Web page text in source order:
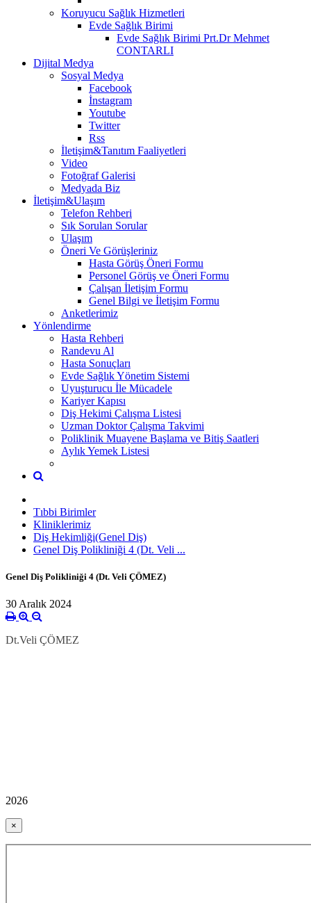
Koruyucu Sağlık Hizmetleri
Evde Sağlık Birimi
Evde Sağlık Birimi Prt.Dr Mehmet
CONTARLI
Dijital Medya
Sosyal Medya
Facebook
İnstagram
Youtube
Twitter
Rss
İletişim&Tanıtım Faaliyetleri
Video
Fotoğraf Galerisi
Medyada Biz
İletişim&Ulaşım
Telefon Rehberi
Sık Sorulan Sorular
Ulaşım
Öneri Ve Görüşleriniz
Hasta Görüş Öneri Formu
Personel Görüş ve Öneri Formu
Çalışan İletişim Formu
Genel Bilgi ve İletişim Formu
Anketlerimiz
Yönlendirme
Hasta Rehberi
Randevu Al
Hasta Sonuçları
Evde Sağlık Yönetim Sistemi
Uyuşturucu İle Mücadele
Kariyer Kapısı
Diş Hekimi Çalışma Listesi
Uzman Doktor Çalışma Takvimi
Poliklinik Muayene Başlama ve Bitiş Saatleri
Aylık Yemek Listesi
Tıbbi Birimler
Kliniklerimiz
Diş Hekimliği(Genel Diş)
Genel Diş Polikliniği 4 (Dt. Veli ...
Genel Diş Polikliniği 4 (Dt. Veli ÇÖMEZ)
30 Aralık 2024
Dt.Veli ÇÖMEZ
2026
×